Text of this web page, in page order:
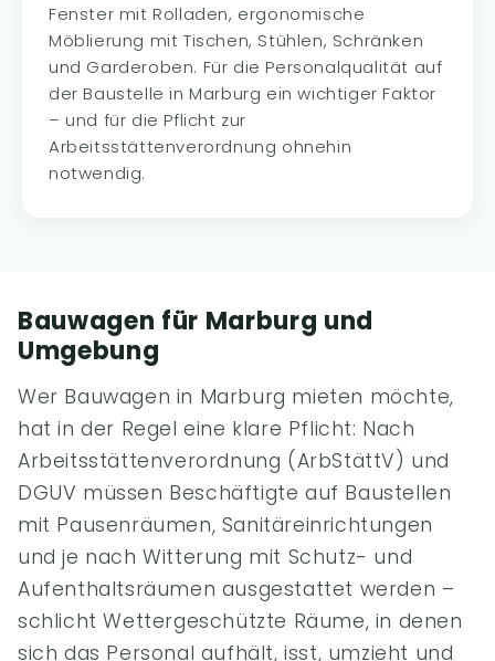
Fenster mit Rolladen, ergonomische
Möblierung mit Tischen, Stühlen, Schränken
und Garderoben. Für die Personalqualität auf
der Baustelle in Marburg ein wichtiger Faktor
– und für die Pflicht zur
Arbeitsstättenverordnung ohnehin
notwendig.
Bauwagen für Marburg und
Umgebung
Wer Bauwagen in Marburg mieten möchte,
hat in der Regel eine klare Pflicht: Nach
Arbeitsstättenverordnung (ArbStättV) und
DGUV müssen Beschäftigte auf Baustellen
mit Pausenräumen, Sanitäreinrichtungen
und je nach Witterung mit Schutz- und
Aufenthaltsräumen ausgestattet werden –
schlicht Wettergeschützte Räume, in denen
sich das Personal aufhält, isst, umzieht und